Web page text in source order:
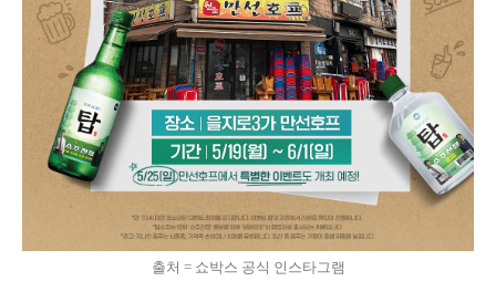
출처 = 쇼박스 공식 인스타그램